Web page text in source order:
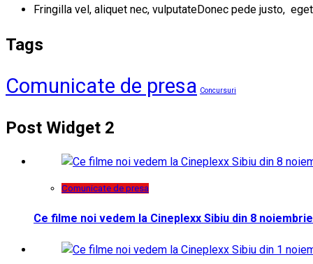
Fringilla vel, aliquet nec, vulputateDonec pede justo,
Tags
Comunicate de presa Concursuri
Post Widget 2
Comunicate de presa
Ce filme noi vedem la Cineplexx Sibiu din 8 noiembrie